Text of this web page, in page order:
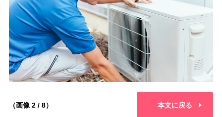
（画像 2 / 8） 本文に戻る